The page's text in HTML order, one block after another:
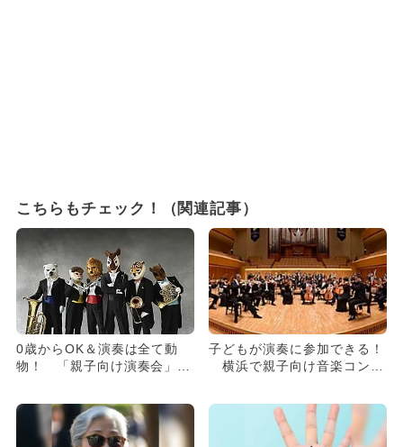
こちらもチェック！（関連記事）
0歳からOK＆演奏は全て動
物！ 「親子向け演奏会」招
子どもが演奏に参加できる！
横浜で親子向け音楽コンサ